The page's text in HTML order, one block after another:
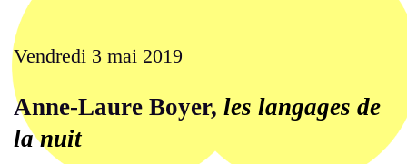
Vendredi 3 mai 2019
Anne-Laure Boyer, les langages de
la nuit